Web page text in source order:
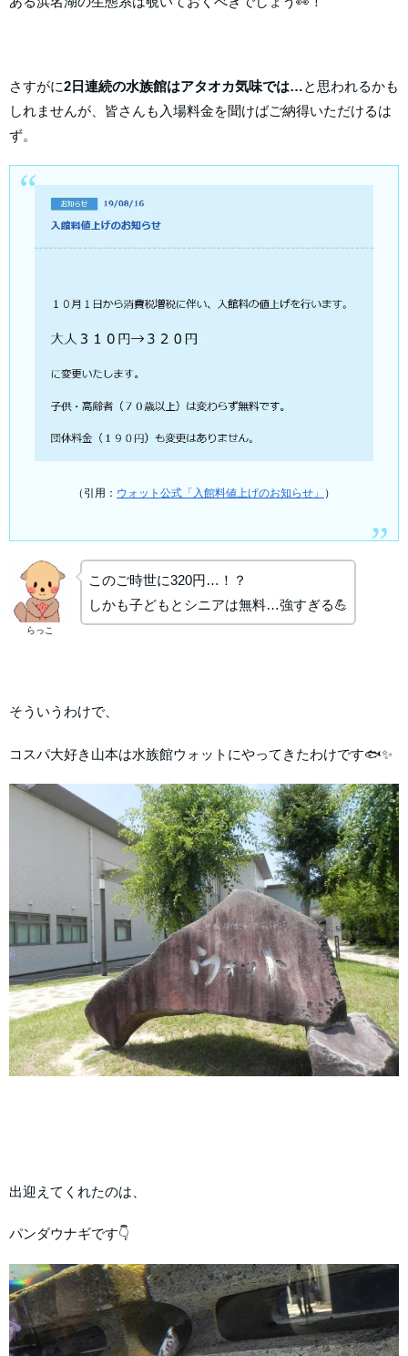
さすがに2日連続の水族館はアタオカ気味では…と思われるかも
しれませんが、皆さんも入場料金を聞けばご納得いただけるは
ず。
（引用： ウォット公式「入館料値上げのお知らせ」 ）
らっこ
このご時世に320円…！？
しかも子どもとシニアは無料…強すぎる💪
そういうわけで、
コスパ大好き山本は水族館ウォットにやってきたわけです🐟✨
出迎えてくれたのは、
パンダウナギです👇